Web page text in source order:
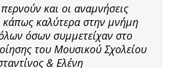
και οι αναμνήσεις
κάπως καλύτερα στην μνήμη
όσων συμμετείχαν στο
του Μουσικού Σχολείου
& Ελένη